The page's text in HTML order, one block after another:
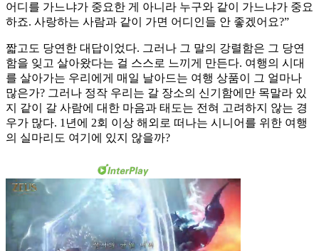
어디를 가느냐가 중요한 게 아니라 누구와 같이 가느냐가 중요
하죠. 사랑하는 사람과 같이 가면 어디인들 안 좋겠어요?”
짧고도 당연한 대답이었다. 그러나 그 말의 강렬함은 그 당연
함을 잊고 살아왔다는 걸 스스로 느끼게 만든다. 여행의 시대
를 살아가는 우리에게 매일 날아드는 여행 상품이 그 얼마나
많은가? 그러나 정작 우리는 갈 장소의 신기함에만 목말라 있
지 같이 갈 사람에 대한 마음과 태도는 전혀 고려하지 않는 경
우가 많다. 1년에 2회 이상 해외로 떠나는 시니어를 위한 여행
의 실마리도 여기에 있지 않을까?